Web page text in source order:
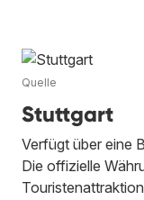
Quelle
Stuttgart
Verfügt über eine
Die offizielle